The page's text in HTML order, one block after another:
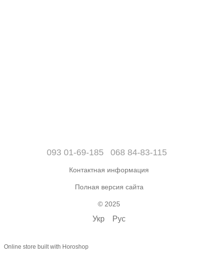
093 01-69-185 068 84-83-115
Контактная информация
Полная версия сайта
© 2025
Укр Рус
Online store built with Horoshop